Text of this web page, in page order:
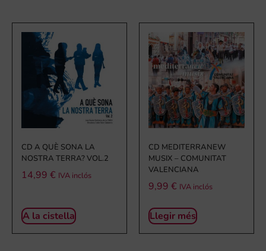
CD A QUÈ SONA LA
NOSTRA TERRA? VOL.2
14,99 € IVA inclós
A la cistella
CD MEDITERRANEW
MUSIX – COMUNITAT
VALENCIANA
9,99 € IVA inclós
Llegir més